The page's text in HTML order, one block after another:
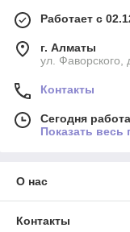
Работает с
г. Алматы
ул. Фаворского,
Контакты
Сегодня
Показать весь
О нас
Контакты